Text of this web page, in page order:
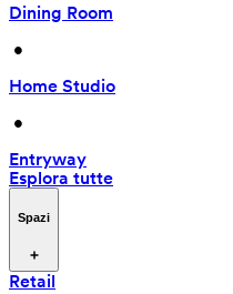
Dining Room
•
Home Studio
•
Entryway
Esplora tutte
Spazi
Retail